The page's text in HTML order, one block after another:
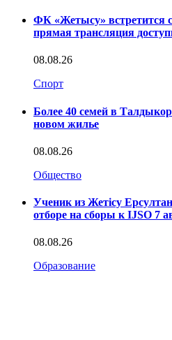
ФК «Жетысу» встретится
прямая трансляция
08.08.26
Спорт
Более 40 семей в
новом жилье
08.08.26
Общество
Ученик из Жетісу
отборе на сборы к IJSO 7
08.08.26
Образование